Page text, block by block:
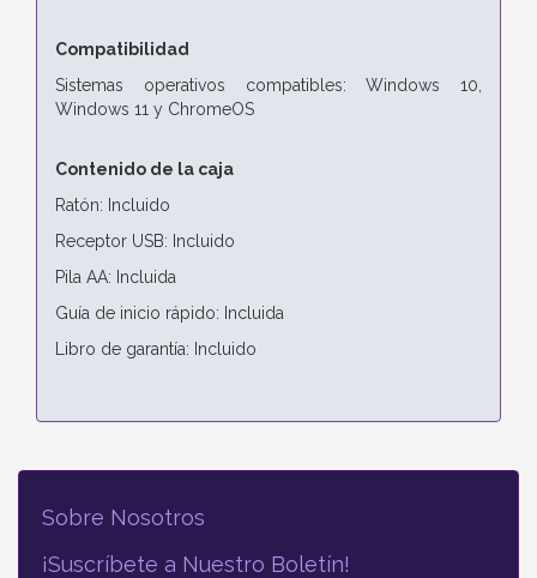
Compatibilidad
Sistemas operativos compatibles: Windows 10,
Windows 11 y ChromeOS
Contenido de la caja
Ratón: Incluido
Receptor USB: Incluido
Pila AA: Incluida
Guía de inicio rápido: Incluida
Libro de garantía: Incluido
Sobre Nosotros
¡Suscríbete a Nuestro Boletín!